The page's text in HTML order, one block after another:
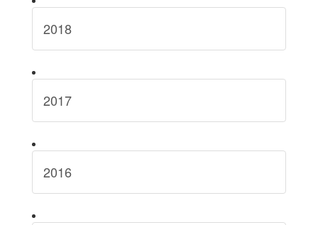
2018
2017
2016